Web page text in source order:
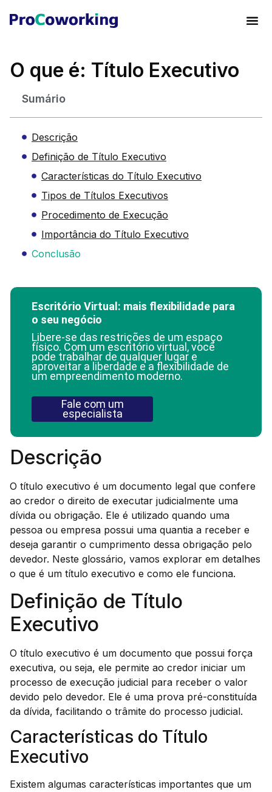
O que é: Título Executivo
Sumário
Descrição
Definição de Título Executivo
Características do Título Executivo
Tipos de Títulos Executivos
Procedimento de Execução
Importância do Título Executivo
Conclusão
Escritório Virtual: mais flexibilidade para
o seu negócio
Libere-se das restrições de um espaço
físico. Com um escritório virtual, você
pode trabalhar de qualquer lugar e
aproveitar a liberdade e a flexibilidade de
um empreendimento moderno.
Fale com um
especialista
Descrição
O título executivo é um documento legal que confere
ao credor o direito de executar judicialmente uma
dívida ou obrigação. Ele é utilizado quando uma
pessoa ou empresa possui uma quantia a receber e
deseja garantir o cumprimento dessa obrigação pelo
devedor. Neste glossário, vamos explorar em detalhes
o que é um título executivo e como ele funciona.
Definição de Título
Executivo
O título executivo é um documento que possui força
executiva, ou seja, ele permite ao credor iniciar um
processo de execução judicial para receber o valor
devido pelo devedor. Ele é uma prova pré-constituída
da dívida, facilitando o trâmite do processo judicial.
Características do Título
Executivo
Existem algumas características importantes que um